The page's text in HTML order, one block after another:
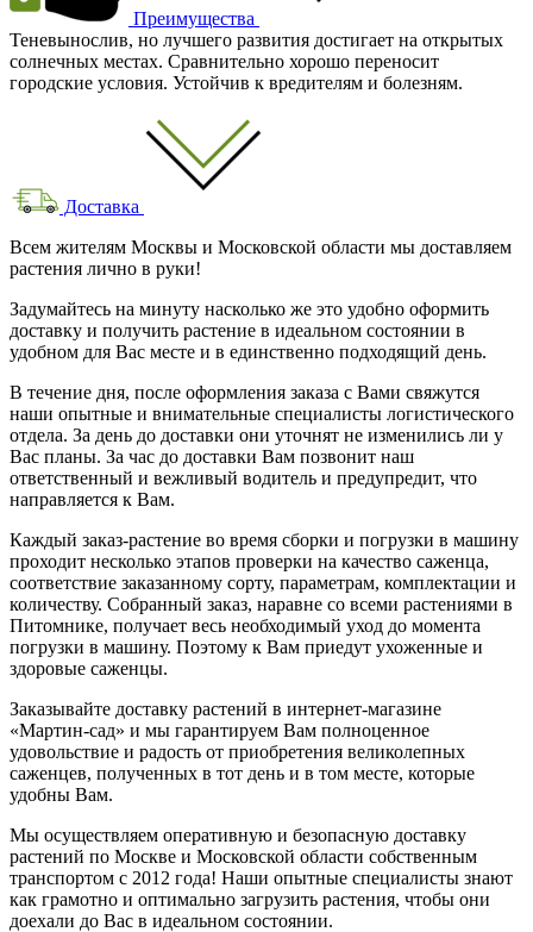
Преимущества
Теневынослив, но лучшего развития достигает на открытых
солнечных местах. Сравнительно хорошо переносит
городские условия. Устойчив к вредителям и болезням.
Доставка
Всем жителям Москвы и Московской области мы доставляем
растения лично в руки!
Задумайтесь на минуту насколько же это удобно оформить
доставку и получить растение в идеальном состоянии в
удобном для Вас месте и в единственно подходящий день.
В течение дня, после оформления заказа с Вами свяжутся
наши опытные и внимательные специалисты логистического
отдела. За день до доставки они уточнят не изменились ли у
Вас планы. За час до доставки Вам позвонит наш
ответственный и вежливый водитель и предупредит, что
направляется к Вам.
Каждый заказ-растение во время сборки и погрузки в машину
проходит несколько этапов проверки на качество саженца,
соответствие заказанному сорту, параметрам, комплектации и
количеству. Собранный заказ, наравне со всеми растениями в
Питомнике, получает весь необходимый уход до момента
погрузки в машину. Поэтому к Вам приедут ухоженные и
здоровые саженцы.
Заказывайте доставку растений в интернет-магазине
«Мартин-сад» и мы гарантируем Вам полноценное
удовольствие и радость от приобретения великолепных
саженцев, полученных в тот день и в том месте, которые
удобны Вам.
Мы осуществляем оперативную и безопасную доставку
растений по Москве и Московской области собственным
транспортом с 2012 года! Наши опытные специалисты знают
как грамотно и оптимально загрузить растения, чтобы они
доехали до Вас в идеальном состоянии.